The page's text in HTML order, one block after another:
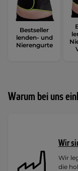
Bestseller
lenden- und
Nierengurte
Warum bei uns
Wir
Wir
die